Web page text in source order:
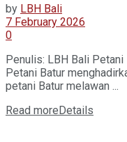
by LBH Bali
7 February 2026
0
Penulis: LBH Bali
Petani Batur
petani Batur melawan ...
Read moreDetails